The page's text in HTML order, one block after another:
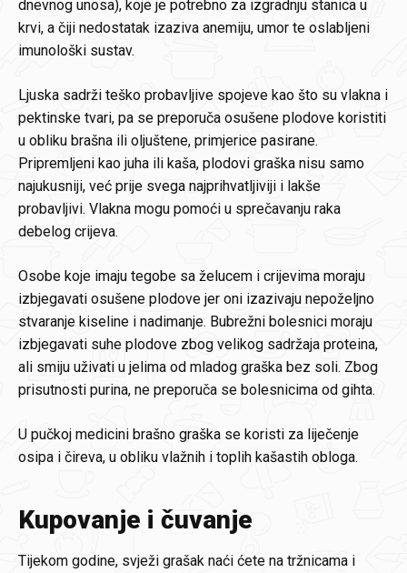
dnevnog unosa), koje je potrebno za izgradnju stanica u
krvi, a čiji nedostatak izaziva anemiju, umor te oslabljeni
imunološki sustav.
Ljuska sadrži teško probavljive spojeve kao što su vlakna i
pektinske tvari, pa se preporuča osušene plodove koristiti
u obliku brašna ili oljuštene, primjerice pasirane.
Pripremljeni kao juha ili kaša, plodovi graška nisu samo
najukusniji, već prije svega najprihvatljiviji i lakše
probavljivi. Vlakna mogu pomoći u sprečavanju raka
debelog crijeva.
Osobe koje imaju tegobe sa želucem i crijevima moraju
izbjegavati osušene plodove jer oni izazivaju nepoželjno
stvaranje kiseline i nadimanje. Bubrežni bolesnici moraju
izbjegavati suhe plodove zbog velikog sadržaja proteina,
ali smiju uživati u jelima od mladog graška bez soli. Zbog
prisutnosti purina, ne preporuča se bolesnicima od gihta.
U pučkoj medicini brašno graška se koristi za liječenje
osipa i čireva, u obliku vlažnih i toplih kašastih obloga.
Kupovanje i čuvanje
Tijekom godine, svježi grašak naći ćete na tržnicama i